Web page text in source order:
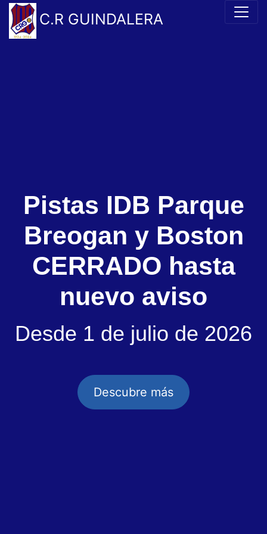
C.R GUINDALERA
Pistas IDB Parque
Breogan y Boston
CERRADO hasta
nuevo aviso
Desde 1 de julio de 2026
Descubre más